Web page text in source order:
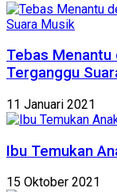
Tebas Menantu
Terganggu
11 Januari 2021
Ibu Temukan
15 Oktober 2021